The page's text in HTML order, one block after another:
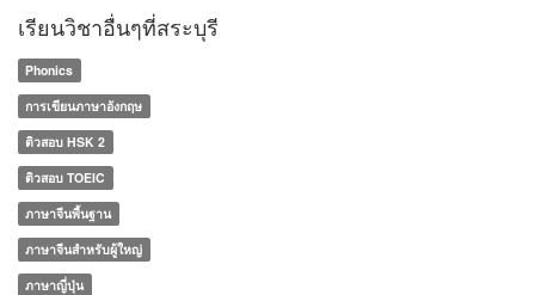
เรียนวิชาอื่นๆที่สระบุรี
Phonics
การเขียนภาษาอังกฤษ
ติวสอบ HSK 2
ติวสอบ TOEIC
ภาษาจีนพื้นฐาน
ภาษาจีนสำหรับผู้ใหญ่
ภาษาญี่ปุ่น